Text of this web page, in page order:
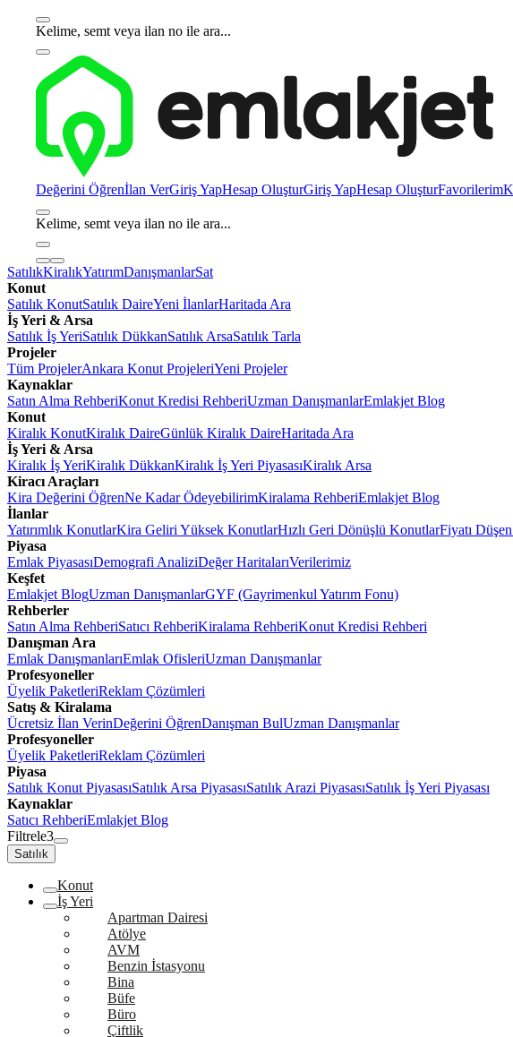
Kelime, semt veya ilan no ile ara...
Değerini Öğrenİlan VerGiriş YapHesap OluşturGiriş YapHesap OluşturFavorilerim
Kelime, semt veya ilan no ile ara...
SatılıkKiralıkYatırımDanışmanlarSat
Konut
Satılık KonutSatılık DaireYeni İlanlarHaritada Ara
İş Yeri & Arsa
Satılık İş YeriSatılık DükkanSatılık ArsaSatılık Tarla
Projeler
Tüm ProjelerAnkara Konut ProjeleriYeni Projeler
Kaynaklar
Satın Alma RehberiKonut Kredisi RehberiUzman DanışmanlarEmlakjet Blog
Konut
Kiralık KonutKiralık DaireGünlük Kiralık DaireHaritada Ara
İş Yeri & Arsa
Kiralık İş YeriKiralık DükkanKiralık İş Yeri PiyasasıKiralık Arsa
Kiracı Araçları
Kira Değerini ÖğrenNe Kadar ÖdeyebilirimKiralama RehberiEmlakjet Blog
İlanlar
Yatırımlık KonutlarKira Geliri Yüksek KonutlarHızlı Geri Dönüşlü KonutlarFiyatı
Piyasa
Emlak PiyasasıDemografi AnaliziDeğer HaritalarıVerilerimiz
Keşfet
Emlakjet BlogUzman DanışmanlarGYF (Gayrimenkul Yatırım Fonu)
Rehberler
Satın Alma RehberiSatıcı RehberiKiralama RehberiKonut Kredisi Rehberi
Danışman Ara
Emlak DanışmanlarıEmlak OfisleriUzman Danışmanlar
Profesyoneller
Üyelik PaketleriReklam Çözümleri
Satış & Kiralama
Ücretsiz İlan VerinDeğerini ÖğrenDanışman BulUzman Danışmanlar
Profesyoneller
Üyelik PaketleriReklam Çözümleri
Piyasa
Satılık Konut PiyasasıSatılık Arsa PiyasasıSatılık Arazi PiyasasıSatılık İş Yeri Piyasası
Kaynaklar
Satıcı RehberiEmlakjet Blog
Filtrele3
Satılık
Konut
İş Yeri
Apartman Dairesi
Atölye
AVM
Benzin İstasyonu
Bina
Büfe
Büro
Çiftlik